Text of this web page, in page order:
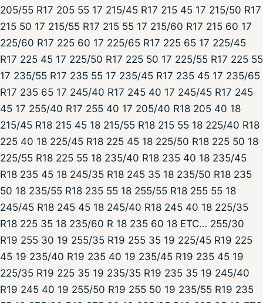
205/55 R17 205 55 17 215/45 R17 215 45 17 215/50 R17
215 50 17 215/55 R17 215 55 17 215/60 R17 215 60 17
225/60 R17 225 60 17 225/65 R17 225 65 17 225/45
R17 225 45 17 225/50 R17 225 50 17 225/55 R17 225 55
17 235/55 R17 235 55 17 235/45 R17 235 45 17 235/65
R17 235 65 17 245/40 R17 245 40 17 245/45 R17 245
45 17 255/40 R17 255 40 17 205/40 R18 205 40 18
215/45 R18 215 45 18 215/55 R18 215 55 18 225/40 R18
225 40 18 225/45 R18 225 45 18 225/50 R18 225 50 18
225/55 R18 225 55 18 235/40 R18 235 40 18 235/45
R18 235 45 18 245/35 R18 245 35 18 235/50 R18 235
50 18 235/55 R18 235 55 18 255/55 R18 255 55 18
245/45 R18 245 45 18 245/40 R18 245 40 18 225/35
R18 225 35 18 235/60 R 18 235 60 18 ETC… 255/30
R19 255 30 19 255/35 R19 255 35 19 225/45 R19 225
45 19 235/40 R19 235 40 19 235/45 R19 235 45 19
225/35 R19 225 35 19 235/35 R19 235 35 19 245/40
R19 245 40 19 255/50 R19 255 50 19 235/55 R19 235